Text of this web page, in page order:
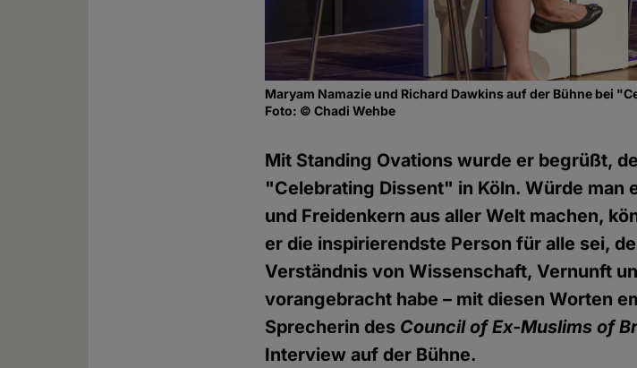
Maryam Namazie und Richard Dawkins auf der Bühne bei
Foto: © Chadi Wehbe
Mit Standing Ovations wurde er begrüßt,
"Celebrating Dissent" in Köln. Würde man
und Freidenkern aus aller Welt machen,
er die inspirierendste Person für alle sei,
Verständnis von Wissenschaft, Vernunft
vorangebracht habe – mit diesen Worten
Sprecherin des Council of Ex-Muslims of
Interview auf der Bühne.